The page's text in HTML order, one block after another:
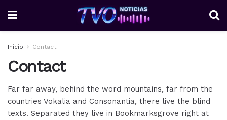
Inicio Contact
Contact
Far far away, behind the word mountains, far from the
countries Vokalia and Consonantia, there live the blind
texts. Separated they live in Bookmarksgrove right at